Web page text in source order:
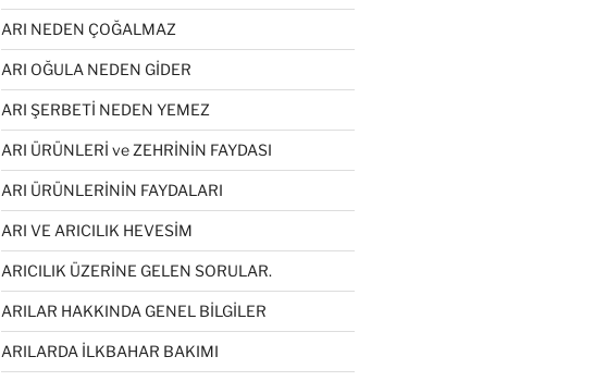
ARI NEDEN ÇOĞALMAZ
ARI OĞULA NEDEN GİDER
ARI ŞERBETİ NEDEN YEMEZ
ARI ÜRÜNLERİ ve ZEHRİNİN FAYDASI
ARI ÜRÜNLERİNİN FAYDALARI
ARI VE ARICILIK HEVESİM
ARICILIK ÜZERİNE GELEN SORULAR.
ARILAR HAKKINDA GENEL BİLGİLER
ARILARDA İLKBAHAR BAKIMI